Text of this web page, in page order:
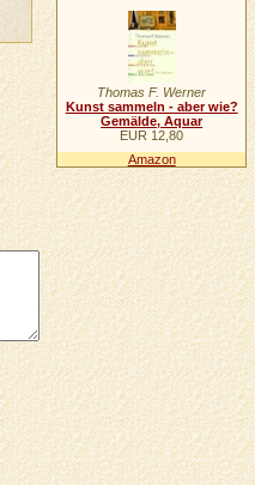
Thomas F. Werner
Kunst sammeln - aber wie?
Gemälde, Aquar
EUR 12,80
Amazon